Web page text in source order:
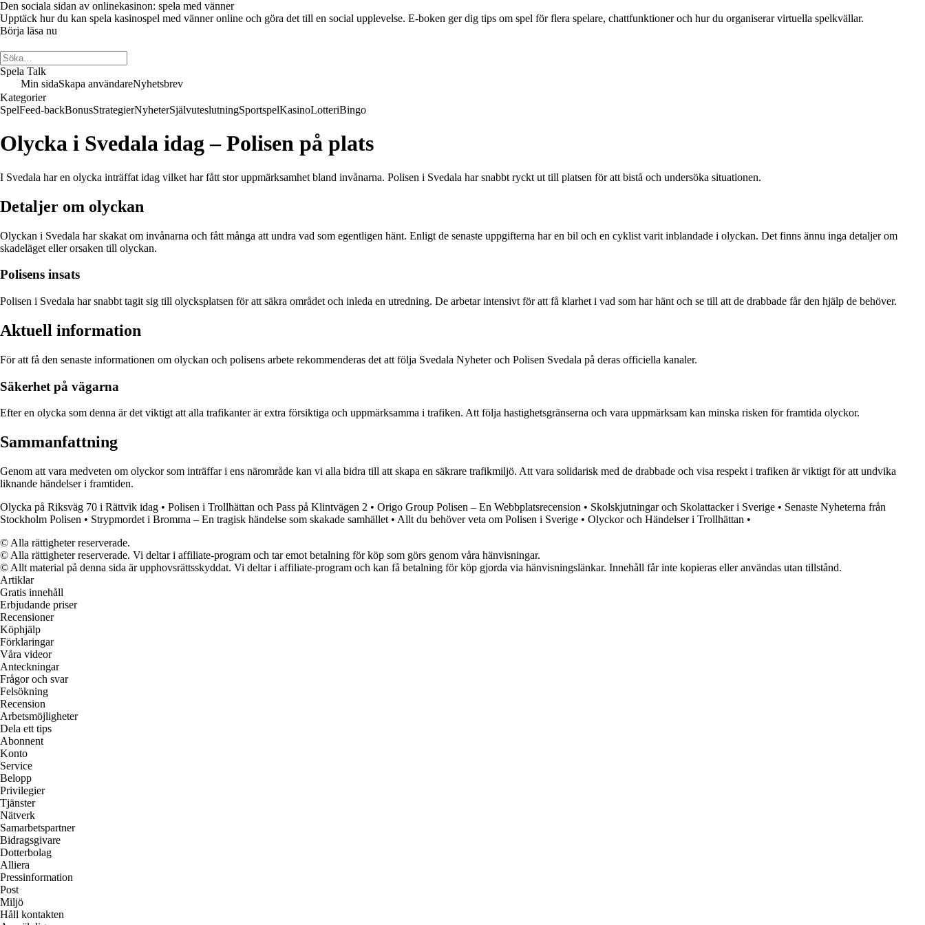
Den sociala sidan av onlinekasinon: spela med vänner
Upptäck hur du kan spela kasinospel med vänner online och göra det till en social upplevelse. E-boken ger dig tips om spel för flera spelare, chattfunktioner och hur du organiserar virtuella spelkvällar.
Börja läsa nu
Spela Talk
Min sidaSkapa användareNyhetsbrev
Kategorier
SpelFeed-backBonusStrategierNyheterSjälvuteslutningSportspelKasinoLotteriBingo
Olycka i Svedala idag – Polisen på plats
I Svedala har en olycka inträffat idag vilket har fått stor uppmärksamhet bland invånarna. Polisen i Svedala har snabbt ryckt ut till platsen för att bistå och undersöka situationen.
Detaljer om olyckan
Olyckan i Svedala har skakat om invånarna och fått många att undra vad som egentligen hänt. Enligt de senaste uppgifterna har en bil och en cyklist varit inblandade i olyckan. Det finns ännu inga detaljer om
skadeläget eller orsaken till olyckan.
Polisens insats
Polisen i Svedala har snabbt tagit sig till olycksplatsen för att säkra området och inleda en utredning. De arbetar intensivt för att få klarhet i vad som har hänt och se till att de drabbade får den hjälp de behöver.
Aktuell information
För att få den senaste informationen om olyckan och polisens arbete rekommenderas det att följa Svedala Nyheter och Polisen Svedala på deras officiella kanaler.
Säkerhet på vägarna
Efter en olycka som denna är det viktigt att alla trafikanter är extra försiktiga och uppmärksamma i trafiken. Att följa hastighetsgränserna och vara uppmärksam kan minska risken för framtida olyckor.
Sammanfattning
Genom att vara medveten om olyckor som inträffar i ens närområde kan vi alla bidra till att skapa en säkrare trafikmiljö. Att vara solidarisk med de drabbade och visa respekt i trafiken är viktigt för att undvika
liknande händelser i framtiden.
Olycka på Riksväg 70 i Rättvik idag • Polisen i Trollhättan och Pass på Klintvägen 2 • Origo Group Polisen – En Webbplatsrecension • Skolskjutningar och Skolattacker i Sverige • Senaste Nyheterna från
Stockholm Polisen • Strypmordet i Bromma – En tragisk händelse som skakade samhället • Allt du behöver veta om Polisen i Sverige • Olyckor och Händelser i Trollhättan •
© Alla rättigheter reserverade.
© Alla rättigheter reserverade. Vi deltar i affiliate-program och tar emot betalning för köp som görs genom våra hänvisningar.
© Allt material på denna sida är upphovsrättsskyddat. Vi deltar i affiliate-program och kan få betalning för köp gjorda via hänvisningslänkar. Innehåll får inte kopieras eller användas utan tillstånd.
Artiklar
Gratis innehåll
Erbjudande priser
Recensioner
Köphjälp
Förklaringar
Våra videor
Anteckningar
Frågor och svar
Felsökning
Recension
Arbetsmöjligheter
Dela ett tips
Abonnent
Konto
Service
Belopp
Privilegier
Tjänster
Nätverk
Samarbetspartner
Bidragsgivare
Dotterbolag
Alliera
Pressinformation
Post
Miljö
Håll kontakten